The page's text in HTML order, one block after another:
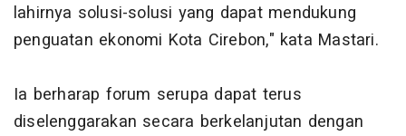
lahirnya solusi-solusi yang dapat mendukung
penguatan ekonomi Kota Cirebon," kata Mastari.
Ia berharap forum serupa dapat terus
diselenggarakan secara berkelanjutan dengan